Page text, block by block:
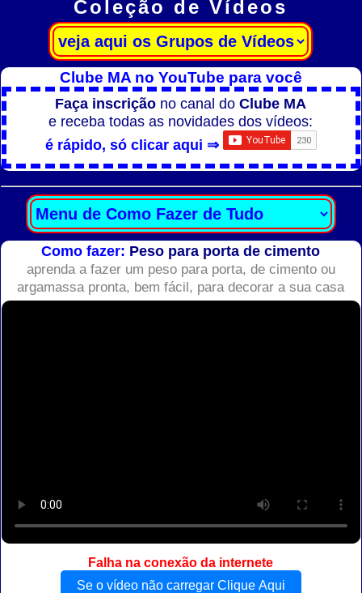
Coleção de Vídeos
Clube MA no YouTube para você
Faça inscrição no canal doClube MA
e receba todas as novidades dos vídeos:
é rápido, só clicar aqui ⇒
Como fazer: Peso para porta de cimento
aprenda a fazer um peso para porta, de cimento ou
argamassa pronta, bem fácil, para decorar a sua casa
Falha na conexão da internete
Se o vídeo não carregar Clique Aqui